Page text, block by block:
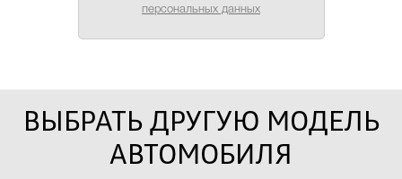
персональных данных
ВЫБРАТЬ ДРУГУЮ МОДЕЛЬ
АВТОМОБИЛЯ